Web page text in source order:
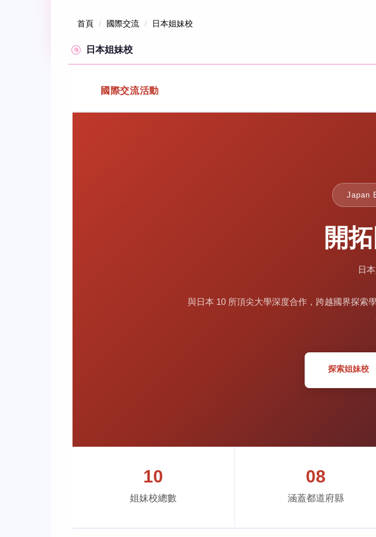
首頁 國際交流 日本姐妹校
日本姐妹校
國際交流活動
Japan
開
日
與日本 10 所頂尖大學深度合作，跨越國界探索
探索姐妹校
10
姐妹校總數
08
涵蓋都道府縣